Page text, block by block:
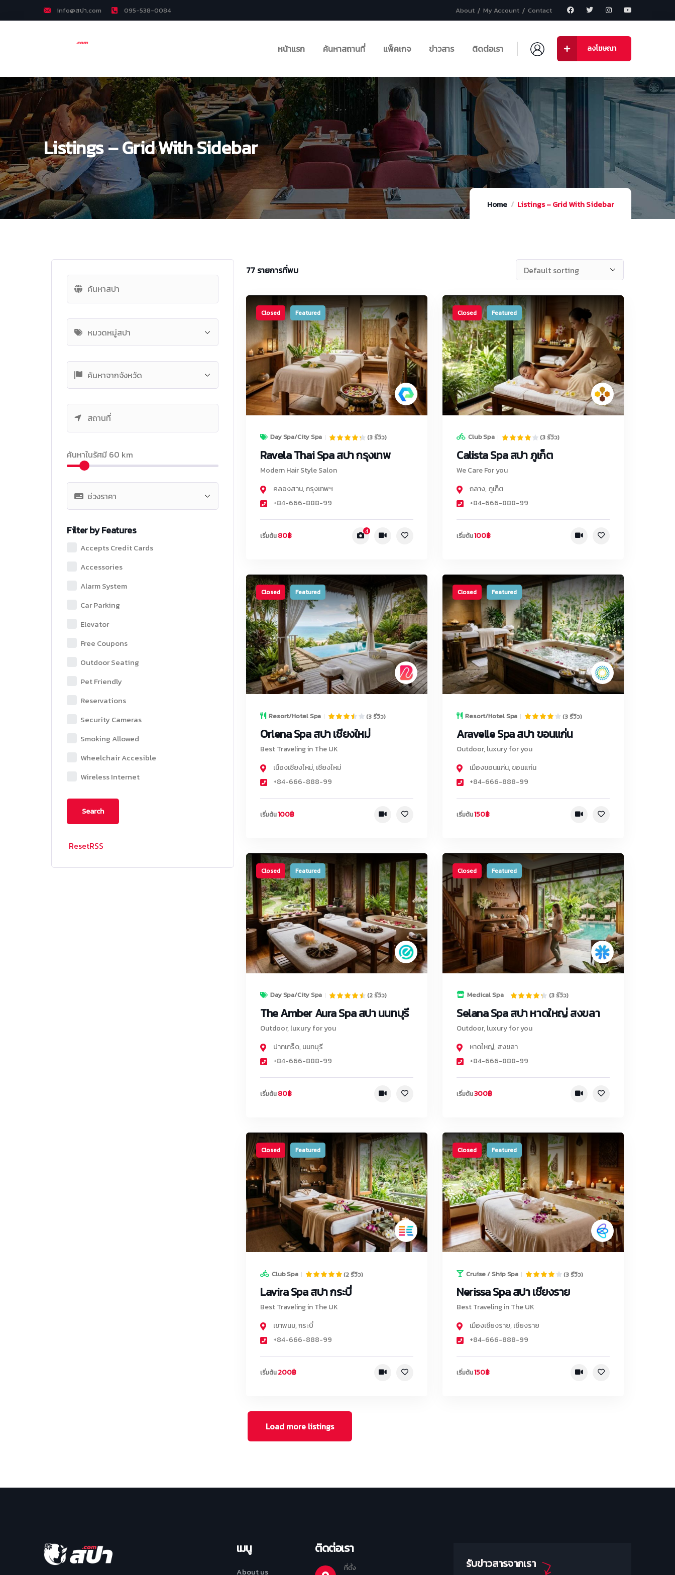
info@สปา.com 095-538-0084 About My Account Contact
หน้าแรก ค้นหาสถานที่ แพ็คเกจ ข่าวสาร ติดต่อเรา ลงโฆษณา
Listings – Grid With Sidebar
Home Listings – Grid With Sidebar
ค้นหาในรัศมี 60 km
Filter by Features
Accepts Credit Cards
Accessories
Alarm System
Car Parking
Elevator
Free Coupons
Outdoor Seating
Pet Friendly
Reservations
Security Cameras
Smoking Allowed
Wheelchair Accesible
Wireless Internet
ResetRSS
77รายการที่พบ
Closed Featured
Day Spa/City Spa (3 รีวิว)
Ravela Thai Spa สปา กรุงเทพ
Modern Hair Style Salon
คลองสาน,กรุงเทพฯ
+84-666-888-99
เริ่มต้น80฿ 4
Closed Featured
Club Spa (3 รีวิว)
Calista Spa สปา ภูเก็ต
We Care For you
ถลาง,ภูเก็ต
+84-666-888-99
เริ่มต้น100฿
Closed Featured
Resort/Hotel Spa (3 รีวิว)
Orlena Spa สปา เชียงใหม่
Best Traveling in The UK
เมืองเชียงใหม่,เชียงใหม่
+84-666-888-99
เริ่มต้น100฿
Closed Featured
Resort/Hotel Spa (3 รีวิว)
Aravelle Spa สปา ขอนแก่น
Outdoor, luxury for you
เมืองขอนแก่น,ขอนแก่น
+84-666-888-99
เริ่มต้น150฿
Closed Featured
Day Spa/City Spa (2 รีวิว)
The Amber Aura Spa สปา นนทบุรี
Outdoor, luxury for you
ปากเกร็ด,นนทบุรี
+84-666-888-99
เริ่มต้น80฿
Closed Featured
Medical Spa (3 รีวิว)
Selana Spa สปา หาดใหญ่ สงขลา
Outdoor, luxury for you
หาดใหญ่,สงขลา
+84-666-888-99
เริ่มต้น300฿
Closed Featured
Club Spa (2 รีวิว)
Lavira Spa สปา กระบี่
Best Traveling in The UK
เขาพนม,กระบี่
+84-666-888-99
เริ่มต้น200฿
Closed Featured
Cruise / Ship Spa (3 รีวิว)
Nerissa Spa สปา เชียงราย
Best Traveling in The UK
เมืองเชียงราย,เชียงราย
+84-666-888-99
เริ่มต้น150฿
Load more listings
เมนู
About us
ติดต่อเรา
ที่ตั้ง รับข่าวสารจากเรา